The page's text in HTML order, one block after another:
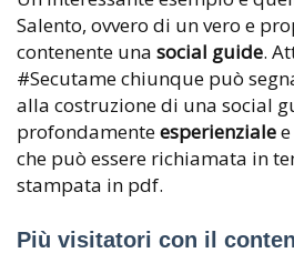
Salento, ovvero di un vero e
contenente una social guide.
#Secutame chiunque può
alla costruzione di una social
profondamenteesperienziale
che può essere richiamata in
stampata in pdf.
Più visitatori con il